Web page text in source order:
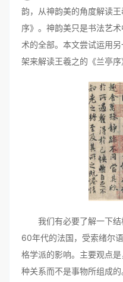
韵，从神韵美的角度解读
序》。神韵美只是书法艺
术的全部。本文尝试运用
架来解读王羲之的《兰亭序
我们有必要了解一下结
60年代的法国，受索绪尔
格学派的影响。主要观点
种关系而不是事物所组成